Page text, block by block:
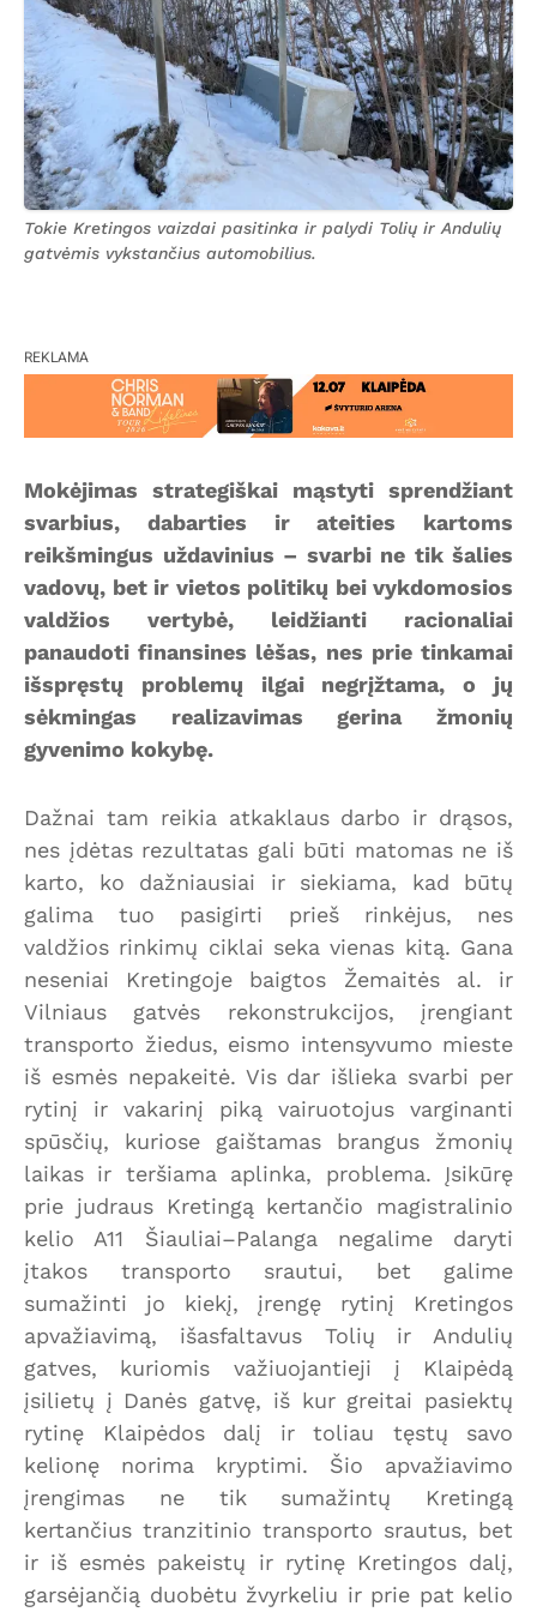
Tokie Kretingos vaizdai pasitinka ir palydi Tolių ir Andulių
gatvėmis vykstančius automobilius.
REKLAMA
Mokėjimas strategiškai mąstyti sprendžiant
svarbius, dabarties ir ateities kartoms
reikšmingus uždavinius – svarbi ne tik šalies
vadovų, bet ir vietos politikų bei vykdomosios
valdžios vertybė, leidžianti racionaliai
panaudoti finansines lėšas, nes prie tinkamai
išspręstų problemų ilgai negrįžtama, o jų
sėkmingas realizavimas gerina žmonių
gyvenimo kokybę.
Dažnai tam reikia atkaklaus darbo ir drąsos,
nes įdėtas rezultatas gali būti matomas ne iš
karto, ko dažniausiai ir siekiama, kad būtų
galima tuo pasigirti prieš rinkėjus, nes
valdžios rinkimų ciklai seka vienas kitą. Gana
neseniai Kretingoje baigtos Žemaitės al. ir
Vilniaus gatvės rekonstrukcijos, įrengiant
transporto žiedus, eismo intensyvumo mieste
iš esmės nepakeitė. Vis dar išlieka svarbi per
rytinį ir vakarinį piką vairuotojus varginanti
spūsčių, kuriose gaištamas brangus žmonių
laikas ir teršiama aplinka, problema. Įsikūrę
prie judraus Kretingą kertančio magistralinio
kelio A11 Šiauliai–Palanga negalime daryti
įtakos transporto srautui, bet galime
sumažinti jo kiekį, įrengę rytinį Kretingos
apvažiavimą, išasfaltavus Tolių ir Andulių
gatves, kuriomis važiuojantieji į Klaipėdą
įsilietų į Danės gatvę, iš kur greitai pasiektų
rytinę Klaipėdos dalį ir toliau tęstų savo
kelionę norima kryptimi. Šio apvažiavimo
įrengimas ne tik sumažintų Kretingą
kertančius tranzitinio transporto srautus, bet
ir iš esmės pakeistų ir rytinę Kretingos dalį,
garsėjančią duobėtu žvyrkeliu ir prie pat kelio